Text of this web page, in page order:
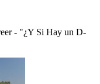
- "¿Y Si Hay un D-